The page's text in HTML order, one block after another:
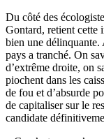
Du côté des
Gontard, retient cette
bien une délinquante.
pays a tranché. On
d’extrême droite, on
piochent dans les
de fou et d’absurde
de capitaliser sur le
candidate